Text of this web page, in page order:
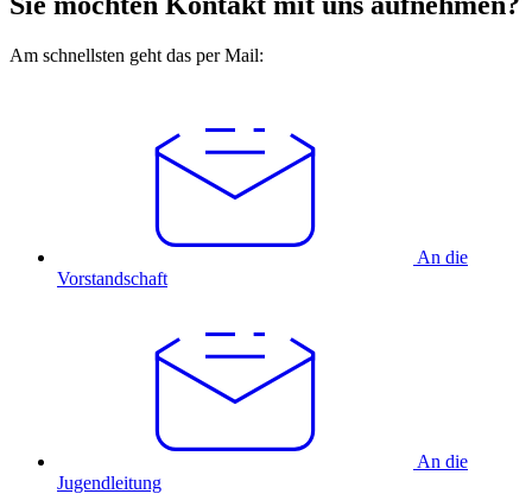
Am schnellsten geht das per Mail:
An die
Vorstandschaft
An die
Jugendleitung